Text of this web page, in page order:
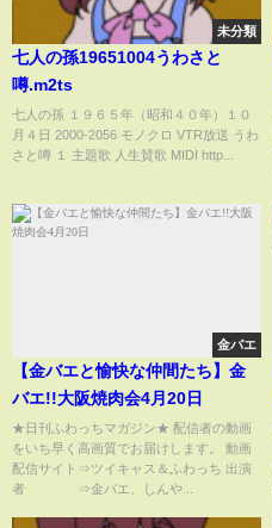
未分類
七人の孫19651004うわさと
噂.m2ts
七人の孫 １９６５年（昭和４０年）１０
月４日 2000-2056 モノクロ VTR放送 うわ
さと噂 １ 主題歌 人生賛歌 MIDI http...
金バエ
【金バエと愉快な仲間たち】金
バエ!!大阪焼肉会4月20日
★日刊ふわっちマガジン★ 配信者の動画
をいち早く高画質でお届けします。 動画
配信サイト⇒ツイキャス＆ふわっち 出演
者 ⇒金バエ、しんや...